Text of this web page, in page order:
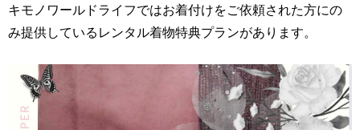
キモノワールドライフではお着付けをご依頼された方にの
み提供しているレンタル着物特典プランがあります。